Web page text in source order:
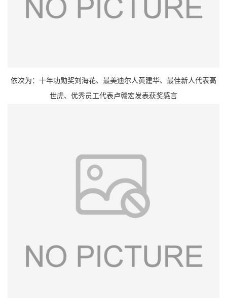
依次为：十年功勋奖刘海花、最美迪尔人黄建华、最佳新人代表高
世虎、优秀员工代表卢赣宏发表获奖感言